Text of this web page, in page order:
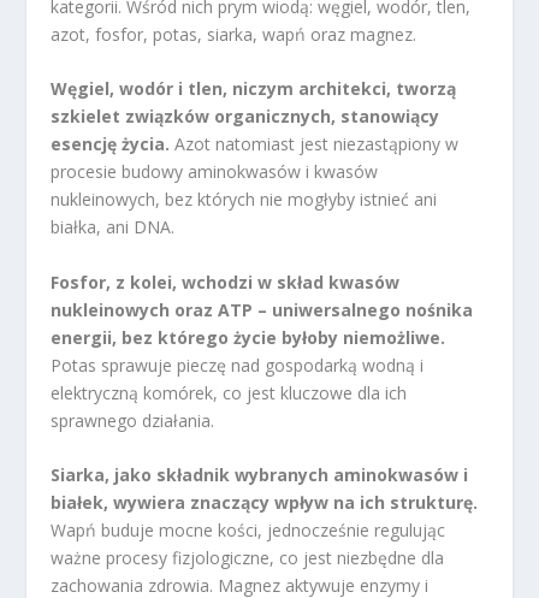
kategorii. Wśród nich prym wiodą: węgiel, wodór, tlen,
azot, fosfor, potas, siarka, wapń oraz magnez.
Węgiel, wodór i tlen, niczym architekci, tworzą
szkielet związków organicznych, stanowiący
esencję życia. Azot natomiast jest niezastąpiony w
procesie budowy aminokwasów i kwasów
nukleinowych, bez których nie mogłyby istnieć ani
białka, ani DNA.
Fosfor, z kolei, wchodzi w skład kwasów
nukleinowych oraz ATP – uniwersalnego nośnika
energii, bez którego życie byłoby niemożliwe.
Potas sprawuje pieczę nad gospodarką wodną i
elektryczną komórek, co jest kluczowe dla ich
sprawnego działania.
Siarka, jako składnik wybranych aminokwasów i
białek, wywiera znaczący wpływ na ich strukturę.
Wapń buduje mocne kości, jednocześnie regulując
ważne procesy fizjologiczne, co jest niezbędne dla
zachowania zdrowia. Magnez aktywuje enzymy i